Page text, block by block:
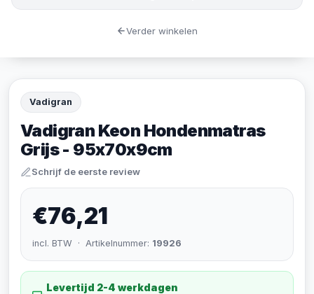
Vadigran
Vadigran Keon Hondenmatras
Grijs - 95x70x9cm
Schrijf de eerste review
€76,21
incl. BTW · Artikelnummer: 19926
Levertijd 2-4 werkdagen
Verder winkelen